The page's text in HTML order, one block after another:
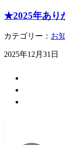
★2025年あり
カテゴリー： お
2025年12月31日